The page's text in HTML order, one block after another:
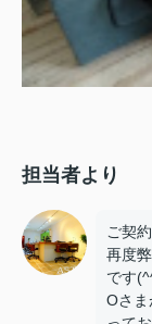
担当者より
ご契
再度
です
Oさ